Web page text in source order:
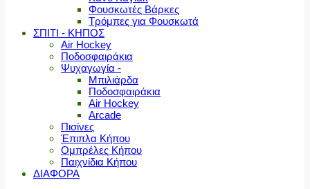
Φουσκωτές Βάρκες
Τρόμπες για Φουσκωτά
ΣΠΙΤΙ - ΚΗΠΟΣ
Air Hockey
Ποδοσφαιράκια
Ψυχαγωγία -
Μπιλιάρδα
Ποδοσφαιράκια
Air Hockey
Arcade
Πισίνες
Έπιπλα Κήπου
Ομπρέλες Κήπου
Παιχνίδια Κήπου
ΔΙΑΦΟΡΑ